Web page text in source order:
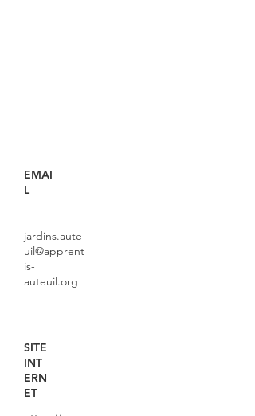
EMAI
L
jardins.aute
uil@apprent
is-
auteuil.org
SITE
INT
ERN
ET